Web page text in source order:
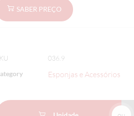
SABER PREÇO
036.9
Esponjas e Acessórios